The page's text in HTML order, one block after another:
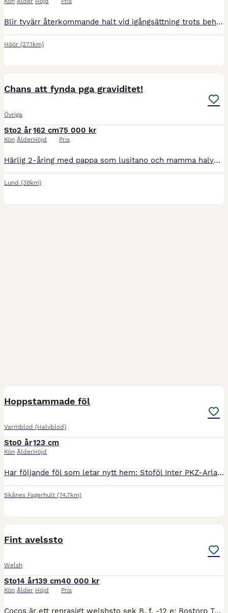
Blir tyvärr återkommande halt vid igångsättning trots behandling. Så håller inte för ridning mao, enligt veterinär ska avel funka bra. Vänlig, mild personlighet som älskar allt och alla och är okompli
Höör (27.1km)
Chans att fynda pga graviditet!
Övriga
Sto
Kön
2 år
Ålder
162 cm
Höjd
75 000 kr
Pris
Härlig 2-åring med pappa som lusitano och mamma halvblod. Inte bara är hon snygg, hon har dessutom ett fantastiskt temperament. Social och mjuk i sitt sätt. Pappa Figura som är lusitano är utbildad Gr
Lund (38km)
Hoppstammade föl
Varmblod (Halvblod)
Sto
Kön
0 år
Ålder
123 cm
Höjd
Har följande föl som letar nytt hem: Stoföl Inter PKZ-Arlando Z-Cortez Mamman tävlad upp till svår hoppning, flera syskon som går msv. 55’ Stoföl ”🎀Märta🎀” Inter PKZ-Niveau-Irco Mena Mamman tä
Skånes Fagerhult (74.7km)
Fint avelssto
Welsh
Sto
Kön
14 år
Ålder
139 cm
Höjd
40 000 kr
Pris
Cocos är ett renrasigt welshsto sek B, f. -12 e: Bostorp Tuborg, ue: Thornwood Royalist. Cocos har tidigare fått ett föl och sedan gått som sällskapsponny. https://www.blabasen.se/sh/SokHast?a=visa